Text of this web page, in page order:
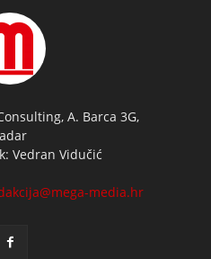
A. Barca 3G,
Vedran Vidučić
media.hr